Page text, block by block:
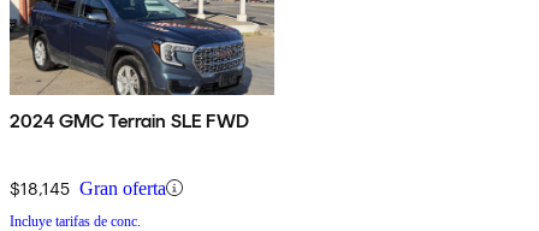
2024 GMC Terrain SLE FWD
$18,145 Gran oferta
Incluye tarifas de conc.